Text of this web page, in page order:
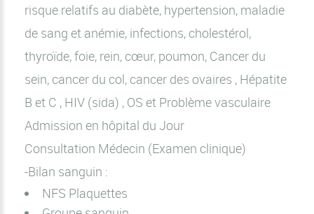
risque relatifs au diabète, hypertension, maladie
de sang et anémie, infections, cholestérol,
thyroïde, foie, rein, cœur, poumon, Cancer du
sein, cancer du col, cancer des ovaires , Hépatite
B et C , HIV (sida) , OS et Problème vasculaire
Admission en hôpital du Jour
Consultation Médecin (Examen clinique)
-Bilan sanguin :
NFS Plaquettes